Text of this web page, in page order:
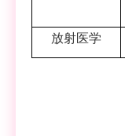
放射医学